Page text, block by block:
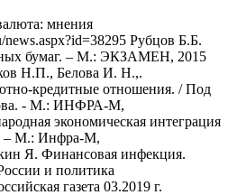
мнения
news.aspx?id=38295 Рубцов Б.Б.
бумаг. – М.: ЭКЗАМЕН, 2015
Н.П., Белова И. Н.,.
кредитные отношения. / Под
- М.: ИНФРА-М,
экономическая интеграция
– М.: Инфра-М,
Я. Финансовая инфекция.
и политика
газета 03.2019 г.